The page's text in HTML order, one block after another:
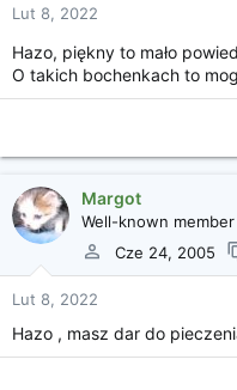
Lut 8, 2022
Hazo, piękny to mało
O takich bochenkach to
Margot
Well-known member
Cze 24, 2005
Lut 8, 2022
Hazo , masz dar do